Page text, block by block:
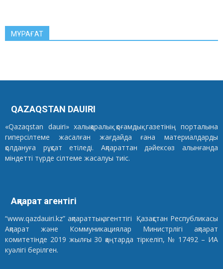
МҰРАҒАТ
QAZAQSTAN DAUIRI
«Qazaqstan dauiri» халықаралық қоғамдық газетінің порталына
гиперсілтеме жасалған жағдайда ғана материалдарды
қолдануға рұқсат етіледі. Ақпараттан дәйексөз алынғанда
міндетті түрде сілтеме жасалуы тиіс.
Ақпарат агентігі
“www.qazdauiri.kz” ақпараттық агенттігі Қазақстан Республикасы
Ақпарат және Коммуникациялар Министрлігі ақпарат
комитетінде 2019 жылғы 30 қаңтарда тіркеліп, № 17492 – ИА
куәлігі берілген.